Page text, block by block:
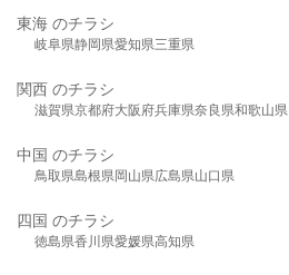
東海 のチラシ
岐阜県静岡県愛知県三重県
関西 のチラシ
滋賀県京都府大阪府兵庫県奈良県和歌山県
中国 のチラシ
鳥取県島根県岡山県広島県山口県
四国 のチラシ
徳島県香川県愛媛県高知県